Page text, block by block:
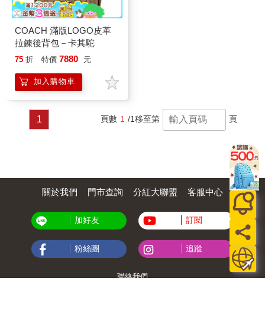
COACH 滿版LOGO皮革
拉鍊後背包－卡其駝
75 折 特價 7880 元
加入購物車
1 頁數 1 /1移至第 頁
關於我們 門市查詢 分紅大聯盟 客服中心
加好友 訂閱
粉絲團 追蹤
聯絡我們